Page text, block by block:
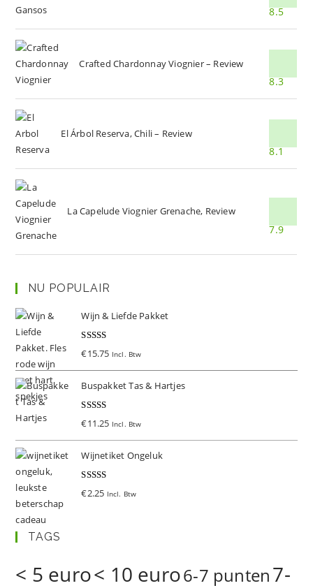
8.5
Crafted Chardonnay Viognier – Review
8.3
El Árbol Reserva, Chili – Review
8.1
La Capelude Viognier Grenache, Review
7.9
NU POPULAIR
Wijn & Liefde Pakket
Gewaardeer
€15.75 Incl. Btw
Buspakket Tas & Hartjes
Gewaardeer
€11.25 Incl. Btw
Wijnetiket Ongeluk
Gewaardeer
€2.25 Incl. Btw
TAGS
< 5 euro< 10 euro6-7 punten7-